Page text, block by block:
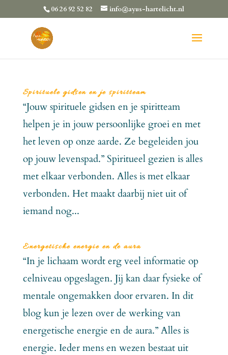
06 26 92 52 82 info@ayus-hartelicht.nl
Spirituele gidsen en je spiritteam
“Jouw spirituele gidsen en je spiritteam
helpen je in jouw persoonlijke groei en met
het leven op onze aarde. Ze begeleiden jou
op jouw levenspad.” Spiritueel gezien is alles
met elkaar verbonden. Alles is met elkaar
verbonden. Het maakt daarbij niet uit of
iemand nog...
Energetische energie en de aura
“In je lichaam wordt erg veel informatie op
celniveau opgeslagen. Jij kan daar fysieke of
mentale ongemakken door ervaren. In dit
blog kun je lezen over de werking van
energetische energie en de aura.” Alles is
energie. Ieder mens en wezen bestaat uit